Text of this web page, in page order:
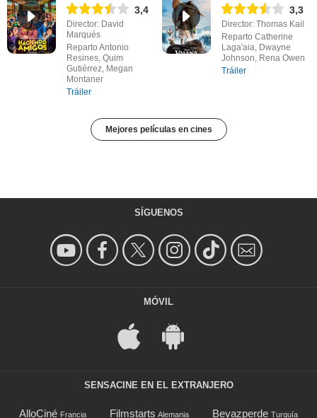
3,4
Director: David
Marqués
Reparto Antonio
Resines, Quim
Gutiérrez, Megan
Montaner
Tráiler
3,3
Director: Thomas Kail
Reparto Catherine
Laga'aia, Dwayne
Johnson, Rena Owen
Tráiler
Mejores películas en cines
SÍGUENOS
MÓVIL
SENSACINE EN EL EXTRANJERO
AlloCiné Francia Filmstarts Alemania Beyazperde Turquía